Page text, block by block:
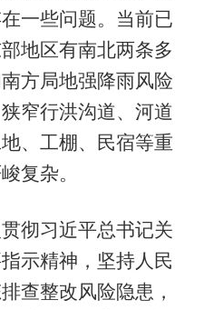
一些问题。当前已
地区有南北两条多
方局地强降雨风险
窄行洪沟道、河道
、工棚、民宿等重
复杂。
习近平总书记关
示精神，坚持人民
查整改风险隐患，